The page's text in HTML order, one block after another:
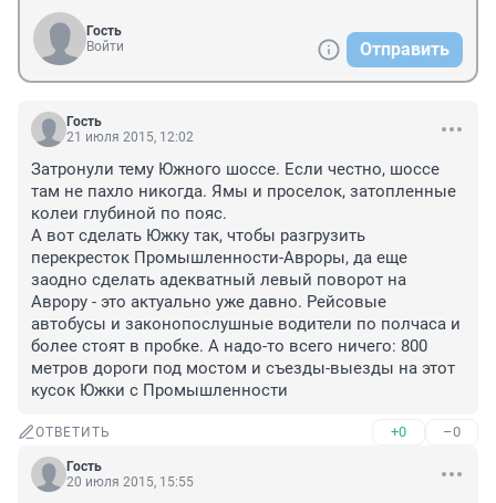
Гость
Войти
Отправить
Гость
21 июля 2015, 12:02
Затронули тему Южного шоссе. Если честно, шоссе
там не пахло никогда. Ямы и проселок, затопленные
колеи глубиной по пояс.
А вот сделать Южку так, чтобы разгрузить
перекресток Промышленности-Авроры, да еще
заодно сделать адекватный левый поворот на
Аврору - это актуально уже давно. Рейсовые
автобусы и законопослушные водители по полчаса и
более стоят в пробке. А надо-то всего ничего: 800
метров дороги под мостом и съезды-выезды на этот
кусок Южки с Промышленности
ОТВЕТИТЬ +0 –0
Гость
20 июля 2015, 15:55